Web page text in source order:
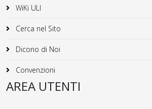
WiKi ULI
Cerca nel Sito
Dicono di Noi
Convenzioni
AREA UTENTI